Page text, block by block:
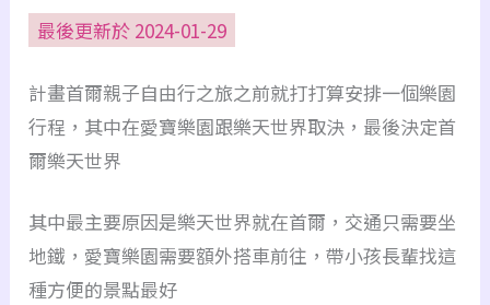
最後更新於 2024-01-29
計畫首爾親子自由行之旅之前就打打算安排一個樂園
行程，其中在愛寶樂園跟樂天世界取決，最後決定首
爾樂天世界
其中最主要原因是樂天世界就在首爾，交通只需要坐
地鐵，愛寶樂園需要額外搭車前往，帶小孩長輩找這
種方便的景點最好